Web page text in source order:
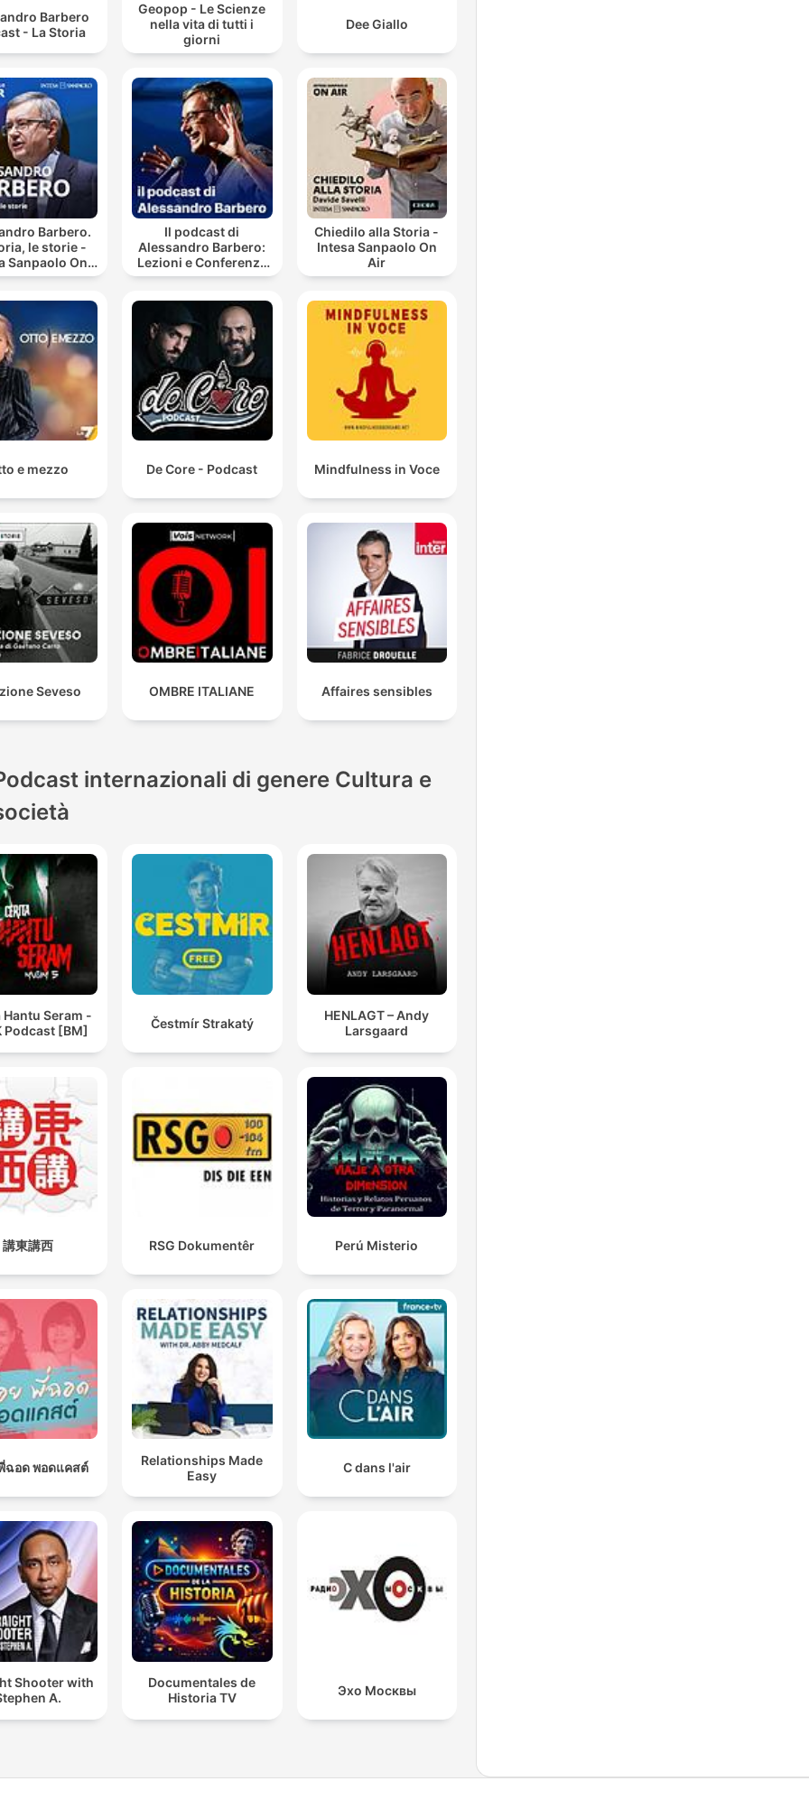
Barbero
- La Storia
Geopop - Le Scienze
nella vita di tutti i
giorni
Dee Giallo
Barbero.
le storie -
Sanpaolo On
Air
Il podcast di
Alessandro Barbero:
Lezioni e Conferenze
di Storia
Chiedilo alla Storia -
Intesa Sanpaolo On
Air
e mezzo De Core - Podcast Mindfulness in Voce
Seveso OMBRE ITALIANE Affaires sensibles
internazionali di genere Cultura e
Hantu Seram -
Podcast [BM]
Čestmír Strakatý
HENLAGT – Andy
Larsgaard
講東講西 RSG Dokumentêr Perú Misterio
ฉอด พอดแคสต์
Relationships Made
Easy
C dans l'air
Shooter with
A.
Documentales de
Historia TV
Эхо Москвы